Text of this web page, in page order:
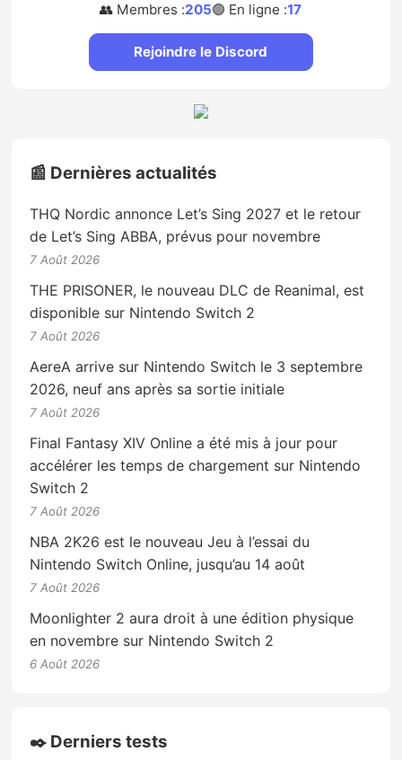
👥 Membres :205🟢 En ligne :17
Rejoindre le Discord
📰 Dernières actualités
THQ Nordic annonce Let’s Sing 2027 et le retour
de Let’s Sing ABBA, prévus pour novembre
7 Août 2026
THE PRISONER, le nouveau DLC de Reanimal, est
disponible sur Nintendo Switch 2
7 Août 2026
AereA arrive sur Nintendo Switch le 3 septembre
2026, neuf ans après sa sortie initiale
7 Août 2026
Final Fantasy XIV Online a été mis à jour pour
accélérer les temps de chargement sur Nintendo
Switch 2
7 Août 2026
NBA 2K26 est le nouveau Jeu à l’essai du
Nintendo Switch Online, jusqu’au 14 août
7 Août 2026
Moonlighter 2 aura droit à une édition physique
en novembre sur Nintendo Switch 2
6 Août 2026
✒️ Derniers tests